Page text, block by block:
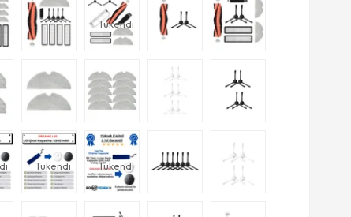
Tükendi
Tükendi Tükendi